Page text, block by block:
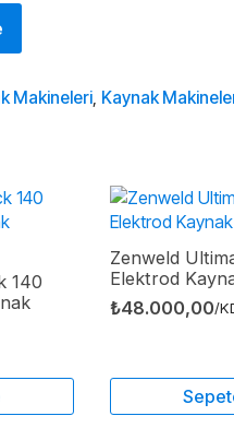
Makineleri, Kaynak
140
Zenweld
Elektrod
₺48.000,00/